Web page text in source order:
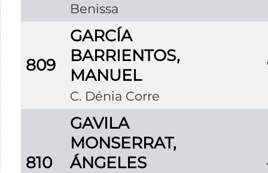
Benissa
809
GARCÍA
BARRIENTOS,
MANUEL
C. Dénia Corre
810
GAVILA
MONSERRAT,
ÁNGELES